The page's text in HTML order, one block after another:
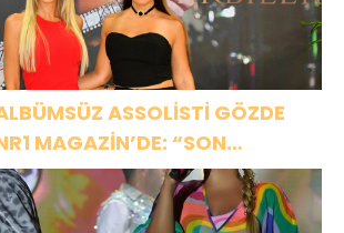
ASSOLİSTİ GÖZDE
MAGAZİN’DE: “SON
VAR OLACAĞIM!”